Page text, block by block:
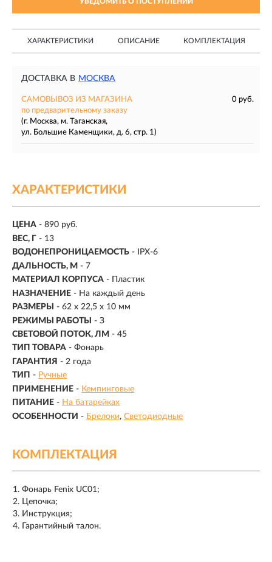
ХАРАКТЕРИСТИКИ ОПИСАНИЕ КОМПЛЕКТАЦИЯ
ДОСТАВКА В МОСКВА
САМОВЫВОЗ ИЗ МАГАЗИНА
0 руб.
по предварительному заказу
(г. Москва, м. Таганская,
ул. Большие Каменщики, д. 6, стр. 1)
ХАРАКТЕРИСТИКИ
ЦЕНА - 890 руб.
ВЕС, Г - 13
ВОДОНЕПРОНИЦАЕМОСТЬ - IPX-6
ДАЛЬНОСТЬ, М - 7
МАТЕРИАЛ КОРПУСА - Пластик
НАЗНАЧЕНИЕ - На каждый день
РАЗМЕРЫ
- 62 x 22,5 x 10 мм
РЕЖИМЫ РАБОТЫ
- З
СВЕТОВОЙ ПОТОК, ЛМ - 45
ТИП ТОВАРА - Фонарь
ГАРАНТИЯ - 2 года
ТИП - Ручные
ПРИМЕНЕНИЕ - Кемпинговые
ПИТАНИЕ - На батарейках
ОСОБЕННОСТИ - Брелоки Светодиодные
КОМПЛЕКТАЦИЯ
Фонарь Fenix UC01;
Цепочка;
Инструкция;
Гарантийный талон.